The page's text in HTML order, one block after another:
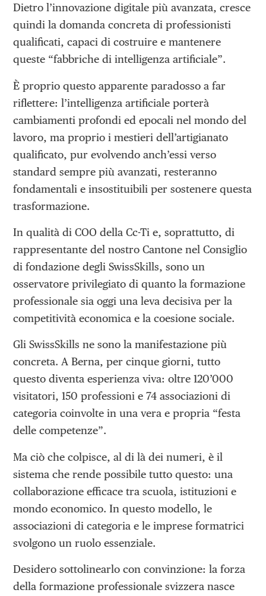
Dietro l’innovazione digitale più avanzata, cresce
quindi la domanda concreta di professionisti
qualificati, capaci di costruire e mantenere
queste “fabbriche di intelligenza artificiale”.
È proprio questo apparente paradosso a far
riflettere: l’intelligenza artificiale porterà
cambiamenti profondi ed epocali nel mondo del
lavoro, ma proprio i mestieri dell’artigianato
qualificato, pur evolvendo anch’essi verso
standard sempre più avanzati, resteranno
fondamentali e insostituibili per sostenere questa
trasformazione.
In qualità di COO della Cc-Ti e, soprattutto, di
rappresentante del nostro Cantone nel Consiglio
di fondazione degli SwissSkills, sono un
osservatore privilegiato di quanto la formazione
professionale sia oggi una leva decisiva per la
competitività economica e la coesione sociale.
Gli SwissSkills ne sono la manifestazione più
concreta. A Berna, per cinque giorni, tutto
questo diventa esperienza viva: oltre 120’000
visitatori, 150 professioni e 74 associazioni di
categoria coinvolte in una vera e propria “festa
delle competenze”.
Ma ciò che colpisce, al di là dei numeri, è il
sistema che rende possibile tutto questo: una
collaborazione efficace tra scuola, istituzioni e
mondo economico. In questo modello, le
associazioni di categoria e le imprese formatrici
svolgono un ruolo essenziale.
Desidero sottolinearlo con convinzione: la forza
della formazione professionale svizzera nasce